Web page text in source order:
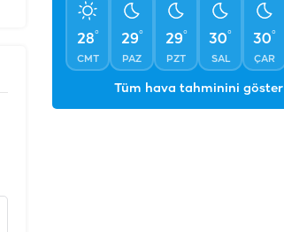
28°
CMT
29°
PAZ
29°
PZT
30°
SAL
30°
ÇAR
Tüm hava tahminini göster